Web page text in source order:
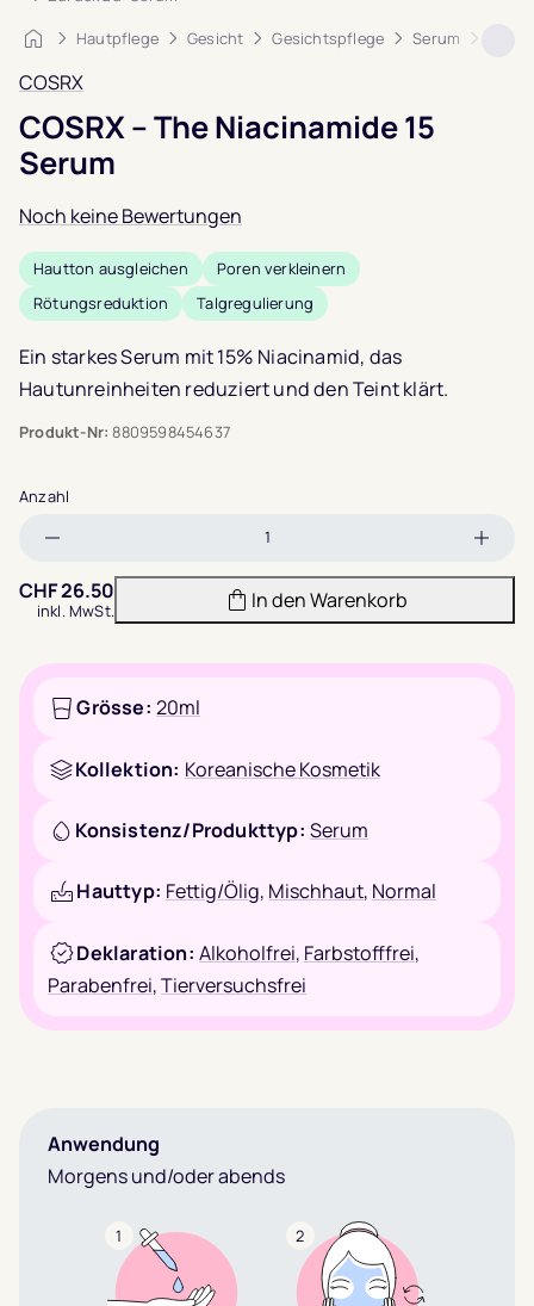
Startseite
Hautpflege Gesicht Gesichtspflege Serum
COSRX
COSRX – The Niacinamide 15
Serum
Noch keine Bewertungen
Hautton ausgleichen
Poren verkleinern
Rötungsreduktion
Talgregulierung
Ein starkes Serum mit 15% Niacinamid, das
Hautunreinheiten reduziert und den Teint klärt.
Produkt-Nr: 8809598454637
Anzahl
verringern
CHF26.50
inkl. MwSt. In den Warenkorb
Grösse: 20ml
Kollektion: Koreanische Kosmetik
Konsistenz/Produkttyp: Serum
Hauttyp: Fettig/Ölig, Mischhaut, Normal
Deklaration: Alkoholfrei, Farbstofffrei,
Parabenfrei,Tierversuchsfrei
Anwendung
Morgens und/oder abends
1 2